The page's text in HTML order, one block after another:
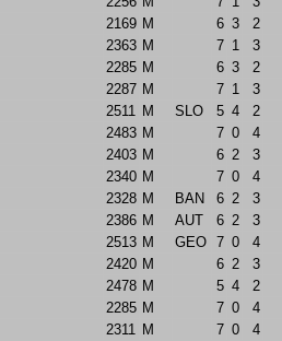
2169 M 6 3
2
2363 M 7 1
3
2285 M 6 3
2
2287 M 7 1
3
2511 M SLO 5 4
2
2483 M 7 0
4
2403 M 6 2
3
2340 M 7 0
4
2328 M BAN 6 2
3
2386 M AUT 6 2
3
2513 M GEO 7 0
4
2420 M 6 2
3
2478 M 5 4
2
2285 M 7 0
4
2311 M 7 0
4